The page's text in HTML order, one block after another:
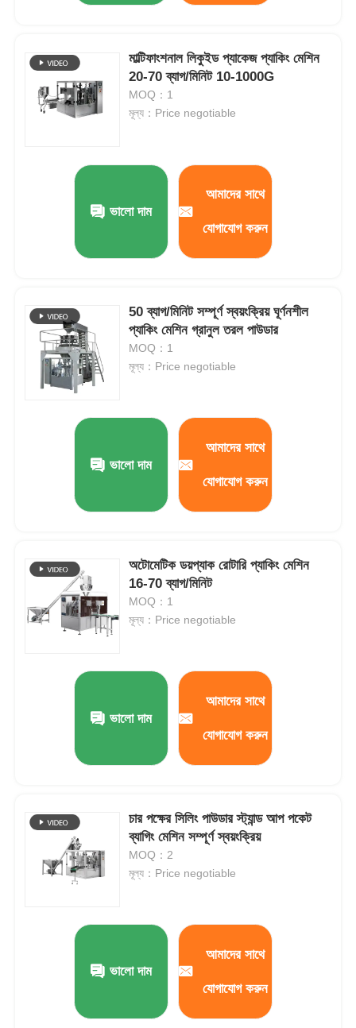
বাড়ি
পণ্য
আমাদের সম্বন্ধে
কারখানা পরিদর্শন
মান নিয়ন্ত্রণ
আমাদের সাথে যোগাযোগ করুন
রোটারি প্যাকিং মেশিন
মাল্টিফাংশনাল লিকুইড প্যাকেজ প্যাকিং মেশিন
20-70 ব্যাগ/মিনিট 10-1000G
MOQ：1
মূল্য：Price negotiable
ভালো দাম
আমাদের সাথে
যোগাযোগ করুন
50 ব্যাগ/মিনিট সম্পূর্ণ স্বয়ংক্রিয় ঘূর্ণনশীল
প্যাকিং মেশিন গ্রানুল তরল পাউডার
MOQ：1
মূল্য：Price negotiable
ভালো দাম
আমাদের সাথে
যোগাযোগ করুন
অটোমেটিক ডয়প্যাক রোটারি প্যাকিং মেশিন
16-70 ব্যাগ/মিনিট
MOQ：1
মূল্য：Price negotiable
ভালো দাম
আমাদের সাথে
যোগাযোগ করুন
চার পক্ষের সিলিং পাউডার স্ট্যান্ড আপ পকেট
ব্যাগিং মেশিন সম্পূর্ণ স্বয়ংক্রিয়
MOQ：2
মূল্য：Price negotiable
ভালো দাম
আমাদের সাথে
যোগাযোগ করুন